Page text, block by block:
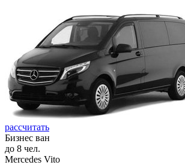
рассчитать
Бизнес ван
до 8 чел.
Mercedes Vito